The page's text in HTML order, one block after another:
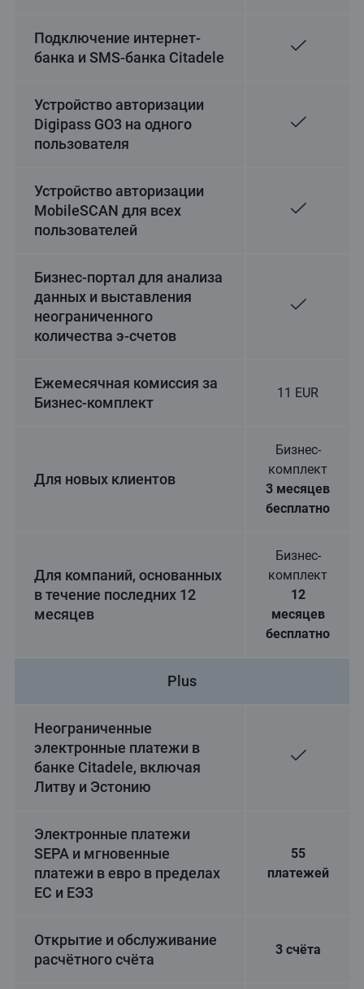
Подключение интернет-
банка и SMS-банка Citadele
Устройство авторизации
Digipass GO3 на одного
пользователя
Устройство авторизации
MobileSCAN для всех
пользователей
Бизнес-портал для анализа
данных и выставления
неограниченного
количества э-счетов
Ежемесячная комиссия за
Бизнес-комплект
11 EUR
Для новых клиентов
Бизнес-
комплект
3 месяцев
бесплатно
Для компаний, основанных
в течение последних 12
месяцев
Бизнес-
комплект
12
месяцев
бесплатно
Plus
Неограниченные
электронные платежи в
банке Citadele, включая
Литву и Эстонию
Электронные платежи
SEPA и мгновенные
платежи в евро в пределах
ЕС и ЕЭЗ
55
платежей
Открытие и обслуживание
расчётного счёта
3 счёта